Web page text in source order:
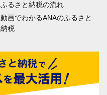
ふるさと納税の流れ
動画でわかるANAのふるさと
納税